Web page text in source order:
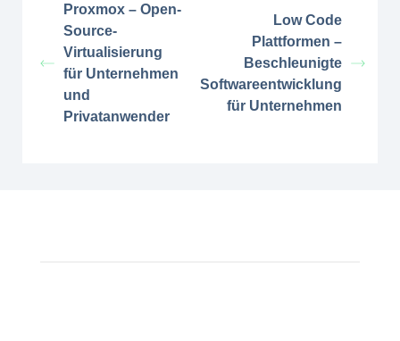
Proxmox – Open-
Source-
Virtualisierung
für Unternehmen
und
Privatanwender
Low Code
Plattformen –
Beschleunigte
Softwareentwicklung
für Unternehmen